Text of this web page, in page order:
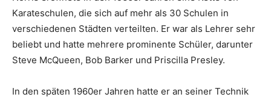
Karateschulen, die sich auf mehr als 30 Schulen in
verschiedenen Städten verteilten. Er war als Lehrer sehr
beliebt und hatte mehrere prominente Schüler, darunter
Steve McQueen, Bob Barker und Priscilla Presley.
In den späten 1960er Jahren hatte er an seiner Technik